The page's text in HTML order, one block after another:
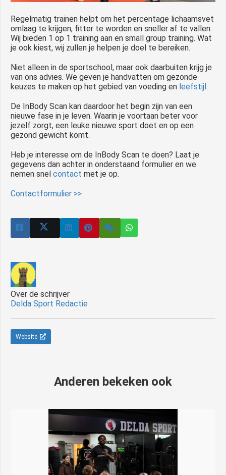
Regelmatig trainen helpt om het percentage lichaamsvet
omlaag te krijgen, fitter te worden en sneller af te vallen.
Wij bieden 1 op 1 training aan en small group training. Wat
je ook kiest, wij zullen je helpen je doel te bereiken.
Niet alleen in de sportschool, maar ook daarbuiten krijg je
van ons advies. We geven je handvatten om gezonde
keuzes te maken op het gebied van voeding en leefstijl .
De InBody Scan kan daardoor het begin zijn van een
nieuwe fase in je leven. Waarin je voortaan beter voor
jezelf zorgt, een leuke nieuwe sport doet en op een
gezond gewicht komt.
Heb je interesse om de InBody Scan te doen? Laat je
gegevens dan achter in onderstaand formulier en we
nemen snel contact met je op.
Contactformulier >>
Over de schrijver
Delda Sport Redactie
Website
Anderen bekeken ook